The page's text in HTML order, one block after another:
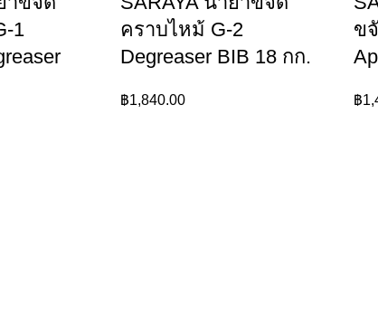
1
คราบไหม้ G-2
Degreaser BIB 18 กก.
฿1,840.00
ข
฿